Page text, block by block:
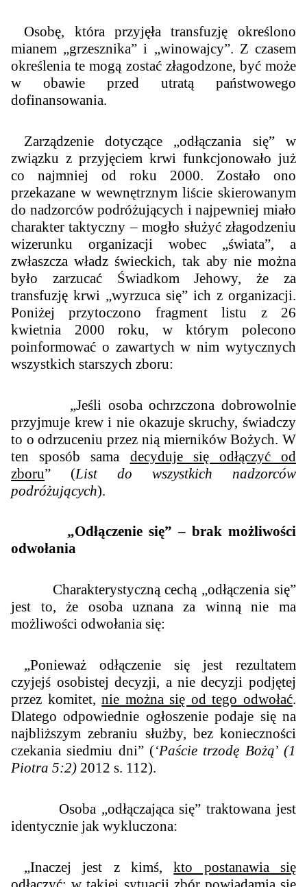
Osobę, która przyjęła transfuzję określono
mianem „grzesznika” i „winowajcy”. Z czasem
określenia te mogą zostać złagodzone, być może
w obawie przed utratą państwowego
dofinansowania.
Zarządzenie dotyczące „odłączania się” w
związku z przyjęciem krwi funkcjonowało już
co najmniej od roku 2000. Zostało ono
przekazane w wewnętrznym liście skierowanym
do nadzorców podróżujących i najpewniej miało
charakter taktyczny – mogło służyć złagodzeniu
wizerunku organizacji wobec „świata”, a
zwłaszcza władz świeckich, tak aby nie można
było zarzucać Świadkom Jehowy, że za
transfuzję krwi „wyrzuca się” ich z organizacji.
Poniżej przytoczono fragment listu z 26
kwietnia 2000 roku, w którym polecono
poinformować o zawartych w nim wytycznych
wszystkich starszych zboru:
„Jeśli osoba ochrzczona dobrowolnie
przyjmuje krew i nie okazuje skruchy, świadczy
to o odrzuceniu przez nią mierników Bożych. W
ten sposób sama decyduje się odłączyć od
zboru” (List do wszystkich nadzorców
podróżujących).
„Odłączenie się” – brak możliwości
odwołania
Charakterystyczną cechą „odłączenia się”
jest to, że osoba uznana za winną nie ma
możliwości odwołania się:
„Ponieważ odłączenie się jest rezultatem
czyjejś osobistej decyzji, a nie decyzji podjętej
przez komitet,nie można się od tego odwołać.
Dlatego odpowiednie ogłoszenie podaje się na
najbliższym zebraniu służby, bez konieczności
czekania siedmiu dni” (‘Paście trzodę Bożą’ (1
Piotra 5:2) 2012 s. 112).
Osoba „odłączająca się” traktowana jest
identycznie jak wykluczona:
„Inaczej jest z kimś,kto postanawia się